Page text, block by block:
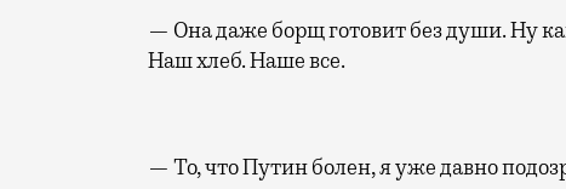
— Она даже борщ готовит без души. Ну
Наш хлеб. Наше все.
— То, что Путин болен, я уже давно